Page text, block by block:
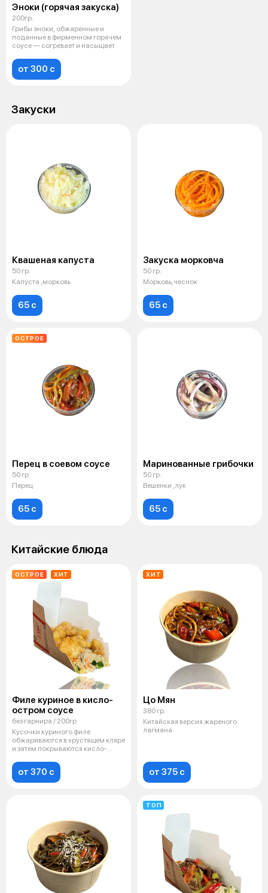
Эноки (горячая закуска)
200гр.
Грибы эноки, обжаренные и
поданные в фирменном горячем
соусе — согревает и насыщает.
от 300 c
Закуски
Квашеная капуста
50 гр.
Капуста ,морковь
65 c
Закуска морковча
50 гр.
Морковь,чеснок
65 c
ОСТРОЕ
Перец в соевом соусе
50 гр.
Перец
65 c
Маринованные грибочки
50 гр.
Вешенки ,лук
65 c
Китайские блюда
ОСТРОЕ ХИТ
Филе куриное в кисло-
остром соусе
без гарнира / 200гр
Кусочки куриного филе
обжариваются в хрустящем кляре
и затем покрываются кисло-
от 370 c
ХИТ
Цо Мян
380 гр.
Китайская версия жареного
лагмана
от 375 c
ТОП